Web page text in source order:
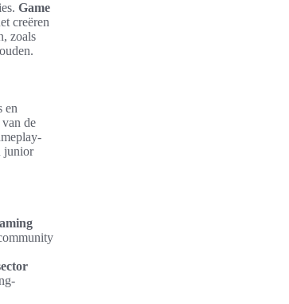
Game
creëren
zoals
en
de
junior